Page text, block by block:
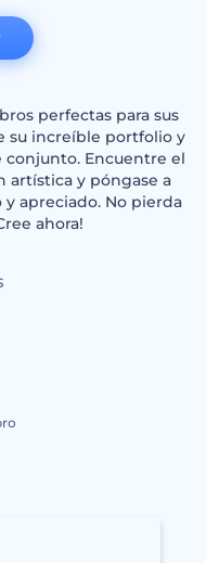
perfectas para sus
su increíble portfolio y
Encuentre el
artística y póngase a
apreciado. No pierda
ahora!